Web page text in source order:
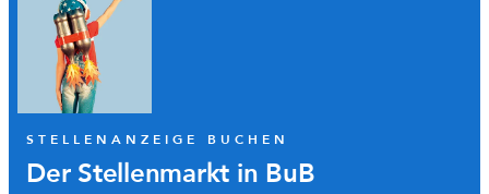
STELLENANZEIGE BUCHEN
Der Stellenmarkt in BuB